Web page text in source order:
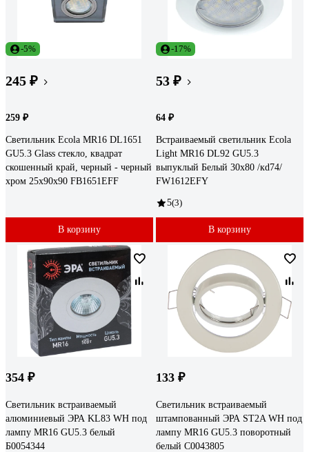
-5%
245 ₽
259 ₽
Светильник Ecola MR16 DL1651
GU5.3 Glass стекло, квадрат
скошенный край, черный - черный
хром 25x90x90 FB1651EFF
В корзину
-17%
53 ₽
64 ₽
Встраиваемый светильник Ecola
Light MR16 DL92 GU5.3
выпуклый Белый 30x80 /кd74/
FW1612EFY
5(3)
В корзину
354 ₽
Светильник встраиваемый
алюминиевый ЭРА KL83 WH под
лампу MR16 GU5.3 белый
Б0054344
133 ₽
Светильник встраиваемый
штампованный ЭРА ST2A WH под
лампу MR16 GU5.3 поворотный
белый C0043805